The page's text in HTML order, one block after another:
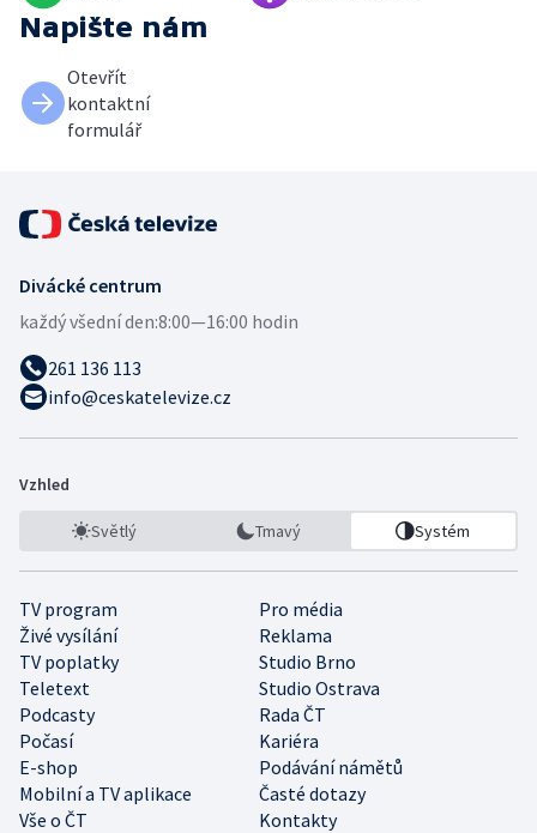
Napište nám
Otevřít
kontaktní
formulář
Divácké centrum
každý všední den:8:00—16:00 hodin
261 136 113
info@ceskatelevize.cz
Vzhled
Světlý Tmavý Systém
TV program
Pro média
Živé vysílání
Reklama
TV poplatky
Studio Brno
Teletext
Studio Ostrava
Podcasty
Rada ČT
Počasí
Kariéra
E-shop
Podávání námětů
Mobilní a TV aplikace
Časté dotazy
Vše o ČT
Kontakty